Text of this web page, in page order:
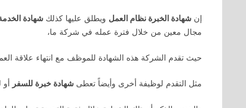
إن شهادة الخبرة نظام العمل ويطلق عليها كذلك شهادة
مجال معين من خلال فترة عمله في شركة ما،
حيث تقدم الشركة هذه الشهادة للموظف مع انتهاء علاقة
مثل التقدم لوظيفة أخرى وأيضاً تعطى شهادة خبرة للسفر